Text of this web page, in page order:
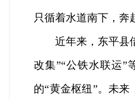
只循着水道南下，奔
近年来，东平县借
改集”“公铁水联运”
的“黄金枢纽”。未